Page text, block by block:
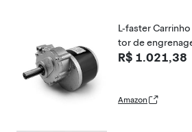
L-faster
tor de
a de
R$ 1.021,38
Amazon